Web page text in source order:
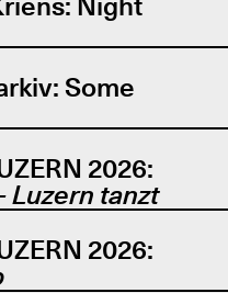
Some
2026:
Luzern tanzt
2026: